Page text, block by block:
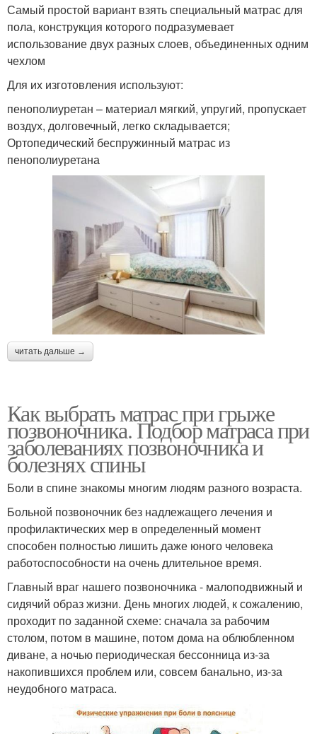
Самый простой вариант взять специальный матрас для
пола, конструкция которого подразумевает
использование двух разных слоев, объединенных одним
чехлом
Для их изготовления используют:
пенополиуретан – материал мягкий, упругий, пропускает
воздух, долговечный, легко складывается;
Ортопедический беспружинный матрас из
пенополиуретана
читать дальше →
Как выбрать матрас при грыже
позвоночника. Подбор матраса при
заболеваниях позвоночника и
болезнях спины
Боли в спине знакомы многим людям разного возраста.
Больной позвоночник без надлежащего лечения и
профилактических мер в определенный момент
способен полностью лишить даже юного человека
работоспособности на очень длительное время.
Главный враг нашего позвоночника - малоподвижный и
сидячий образ жизни. День многих людей, к сожалению,
проходит по заданной схеме: сначала за рабочим
столом, потом в машине, потом дома на облюбленном
диване, а ночью периодическая бессонница из-за
накопившихся проблем или, совсем банально, из-за
неудобного матраса.